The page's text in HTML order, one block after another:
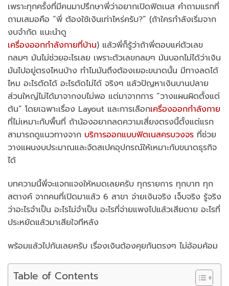
เพราะทุกครั้งที่มีคนมาปรึกษาพี่ว่าอยากเปิดฟิตเนส คำถามแรกที่
ถามเสมอคือ “พี่ ต้องใช้เงินเท่าไหร่ครับ?” (ถ้าใครกำลังเริ่มจาก
งบจำกัด แนะนำดู
เครื่องออกกำลังกายที่บ้าน) แล้วพี่ก็รู้ว่าถ้าพี่ตอบแค่ตัวเลข
กลมๆ มันไม่ช่วยอะไรเลย เพราะตัวเลขกลมๆ มันบอกไม่ได้ว่าเงิน
มันไปอยู่ตรงไหนบ้าง ทำไมมันถึงต้องเยอะขนาดนั้น มีทางลดได้
ไหม อะไรตัดได้ อะไรตัดไม่ได้ จริงๆ แล้วปัญหาเงินบานปลาย
ส่วนใหญ่ไม่ได้มาจากงบไม่พอ แต่มาจากการ “วางแผนผิดตั้งแต่
ต้น” โดยเฉพาะเรื่อง Layout และการเลือกเครื่องออกกำลังกาย
ที่ไม่เหมาะกับพื้นที่ ถ้าน้องอยากลดความเสี่ยงตรงนี้ตั้งแต่แรก
สามารถดูแนวทางจาก บริการออกแบบฟิตเนสครบวงจร ที่ช่วย
วางแผนงบประมาณและจัดสเปคอุปกรณ์ให้เหมาะกับขนาดธุรกิจ
ได้
บทความนี้พี่จะแจกแจงให้หมดเลยครับ ทุกรายการ ทุกบาท ทุก
สตางค์ จากคนที่เปิดมาแล้ว 6 สาขา จ่ายเงินจริง เจ็บจริง รู้จริง
ว่าอะไรจำเป็น อะไรไม่จำเป็น อะไรที่จ่ายแพงไปแล้วเสียดาย อะไรที่
ประหยัดแล้วมาเสียใจทีหลัง
พร้อมแล้วไปกันเลยครับ เรื่องเงินต้องคุยกันตรงๆ ไม่อ้อมค้อม
Table of Contents